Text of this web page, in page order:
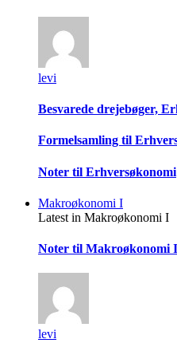
levi
Besvarede drejebøger,
Formelsamling til
Noter til Erhversøkonomi
Makroøkonomi I
Latest in Makroøkonomi I
Noter til Makroøkonomi I
levi